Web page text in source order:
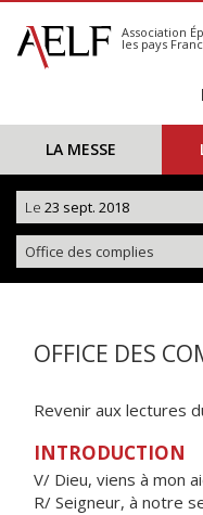
S'abonner
Calendrier
Association
les pays
LA MESSE
Le 23 sept. 2018
Office des complies
OFFICE DES
Revenir aux lectures
INTRODUCTION
V/ Dieu, viens à mon
R/ Seigneur, à notre